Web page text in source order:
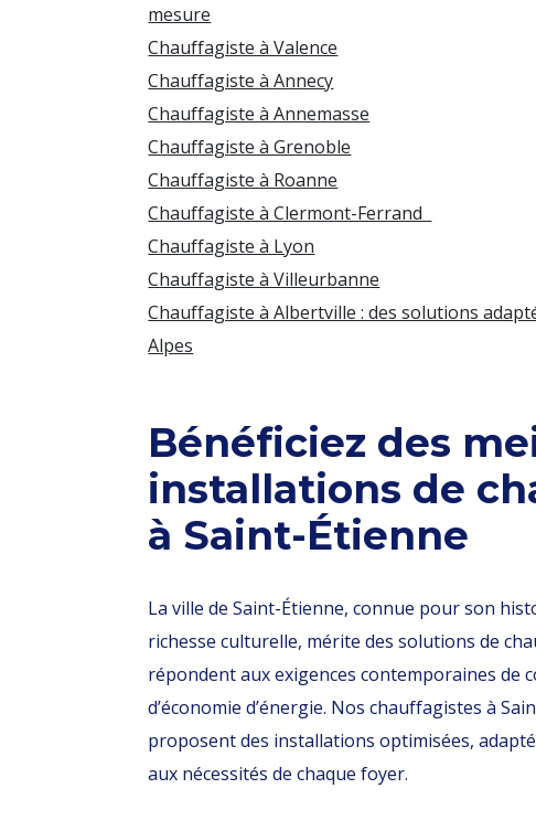
mesure
Chauffagiste à Valence
Chauffagiste à Annecy
Chauffagiste à Annemasse
Chauffagiste à Grenoble
Chauffagiste à Roanne
Chauffagiste à Clermont-Ferrand
Chauffagiste à Lyon
Chauffagiste à Villeurbanne
Chauffagiste à Albertville : des solutions
Alpes
Bénéficiez des
installations de
à Saint-Étienne
La ville de Saint-Étienne, connue pour son
richesse culturelle, mérite des solutions de
répondent aux exigences contemporaines de
d’économie d’énergie. Nos chauffagistes à
proposent des installations optimisées,
aux nécessités de chaque foyer.